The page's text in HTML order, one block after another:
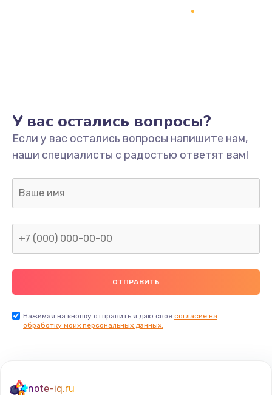
У вас остались вопросы?
Если у вас остались вопросы напишите нам,
наши специалисты с радостью ответят вам!
Нажимая на кнопку отправить я даю свое согласие на
обработку моих персональных данных.
note-iq.ru